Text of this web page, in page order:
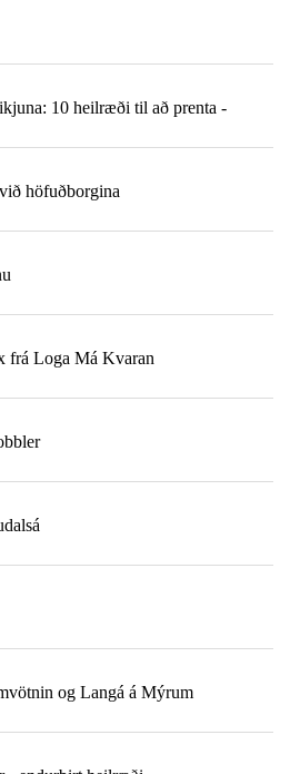
10 heilræði til að prenta -
höfuðborgina
frá Loga Má Kvaran
og Langá á Mýrum